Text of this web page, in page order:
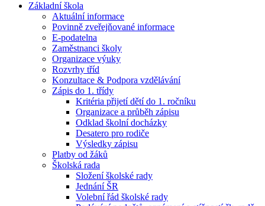
Základní škola
Aktuální informace
Povinně zveřejňované informace
E-podatelna
Zaměstnanci školy
Organizace výuky
Rozvrhy tříd
Konzultace & Podpora vzdělávání
Zápis do 1. třídy
Kritéria přijetí dětí do 1. ročníku
Organizace a průběh zápisu
Odklad školní docházky
Desatero pro rodiče
Výsledky zápisu
Platby od žáků
Školská rada
Složení školské rady
Jednání ŠR
Volební řád školské rady